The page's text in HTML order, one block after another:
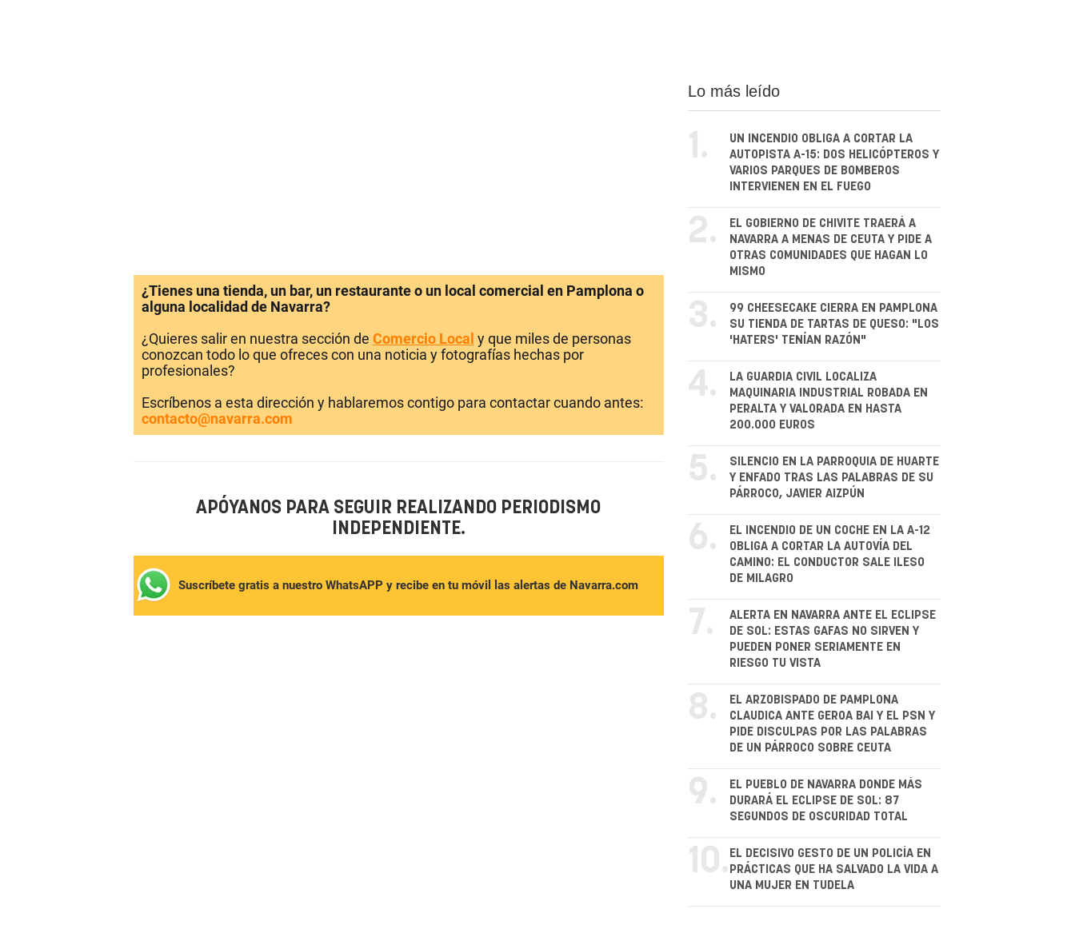
¿Tienes una tienda, un bar, un restaurante o un local comercial en Pamplona o
alguna localidad de Navarra?
¿Quieres salir en nuestra sección de Comercio Local y que miles de personas
conozcan todo lo que ofreces con una noticia y fotografías hechas por
profesionales?
Escríbenos a esta dirección y hablaremos contigo para contactar cuando antes:
contacto@navarra.com
APÓYANOS PARA SEGUIR REALIZANDO PERIODISMO
INDEPENDIENTE.
Suscríbete gratis a nuestro WhatsAPP y recibe en tu móvil las alertas de Navarra.com
Lo más leído
1.
UN INCENDIO OBLIGA A CORTAR LA
AUTOPISTA A-15: DOS HELICÓPTEROS Y
VARIOS PARQUES DE BOMBEROS
INTERVIENEN EN EL FUEGO
2.
EL GOBIERNO DE CHIVITE TRAERÁ A
NAVARRA A MENAS DE CEUTA Y PIDE A
OTRAS COMUNIDADES QUE HAGAN LO
MISMO
3.
99 CHEESECAKE CIERRA EN PAMPLONA
SU TIENDA DE TARTAS DE QUESO: "LOS
'HATERS' TENÍAN RAZÓN"
4.
LA GUARDIA CIVIL LOCALIZA
MAQUINARIA INDUSTRIAL ROBADA EN
PERALTA Y VALORADA EN HASTA
200.000 EUROS
5.
SILENCIO EN LA PARROQUIA DE HUARTE
Y ENFADO TRAS LAS PALABRAS DE SU
PÁRROCO, JAVIER AIZPÚN
6.
EL INCENDIO DE UN COCHE EN LA A-12
OBLIGA A CORTAR LA AUTOVÍA DEL
CAMINO: EL CONDUCTOR SALE ILESO
DE MILAGRO
7.
ALERTA EN NAVARRA ANTE EL ECLIPSE
DE SOL: ESTAS GAFAS NO SIRVEN Y
PUEDEN PONER SERIAMENTE EN
RIESGO TU VISTA
8.
EL ARZOBISPADO DE PAMPLONA
CLAUDICA ANTE GEROA BAI Y EL PSN Y
PIDE DISCULPAS POR LAS PALABRAS
DE UN PÁRROCO SOBRE CEUTA
9.
EL PUEBLO DE NAVARRA DONDE MÁS
DURARÁ EL ECLIPSE DE SOL: 87
SEGUNDOS DE OSCURIDAD TOTAL
10. EL DECISIVO GESTO DE UN POLICÍA EN
PRÁCTICAS QUE HA SALVADO LA VIDA A
UNA MUJER EN TUDELA